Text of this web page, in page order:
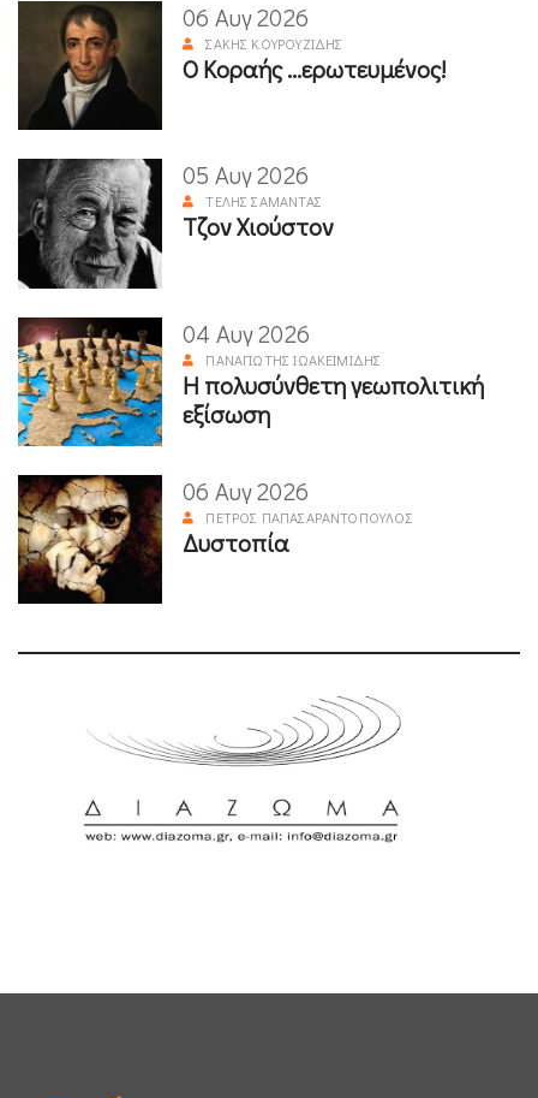
06 Αυγ 2026
ΣΆΚΗΣ ΚΟΥΡΟΥΖΊΔΗΣ
Ο Κοραής ...ερωτευμένος!
05 Αυγ 2026
ΤΈΛΗΣ ΣΑΜΑΝΤΆΣ
Τζον Χιούστον
04 Αυγ 2026
ΠΑΝΑΓΙΏΤΗΣ ΙΩΑΚΕΙΜΊΔΗΣ
Η πολυσύνθετη γεωπολιτική
εξίσωση
06 Αυγ 2026
ΠΈΤΡΟΣ ΠΑΠΑΣΑΡΑΝΤΌΠΟΥΛΟΣ
Δυστοπία